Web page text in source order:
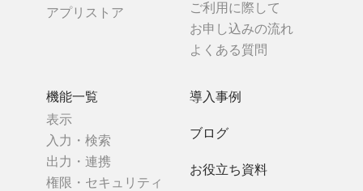
アプリストア
機能一覧
表示
入力・検索
出力・連携
権限・セキュリティ
ご利用に際して
お申し込みの流れ
よくある質問
導入事例
ブログ
お役立ち資料